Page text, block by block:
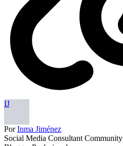
IJ
PorInma Jiménez
Social Media Consultant